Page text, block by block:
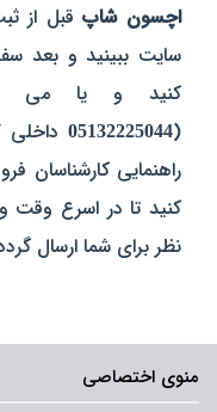
اچسون شاپقبل از
سایت ببینید و بعد
کنید و یا می
(
05132225044داخلی
راهنمایی کارشناسان
کنید تا در اسرع وقت
نظر برای شما ارسال
منوی اختصاصی